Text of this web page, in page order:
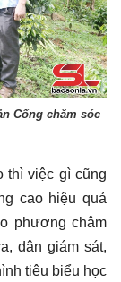
Cống chăm sóc
thì việc gì cũng
cao hiệu quả
phương châm
dân giám sát,
tiêu biểu học